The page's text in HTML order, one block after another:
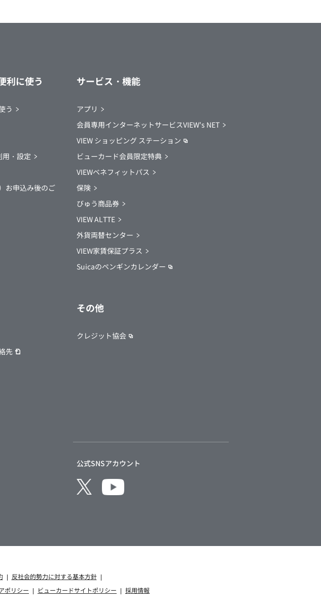
利に使う
う
・設定
お申込み後のご
サービス・機能
アプリ
会員専用インターネットサービスVIEW's NET
VIEW ショッピング ステーション
ビューカード会員限定特典
VIEWベネフィットパス
保険
びゅう商品券
VIEW ALTTE
外貨両替センター
VIEW家賃保証プラス
Suicaのペンギンカレンダー
先
その他
クレジット協会
公式SNSアカウント
反社会的勢力に対する基本方針
ポリシー ビューカードサイトポリシー 採用情報